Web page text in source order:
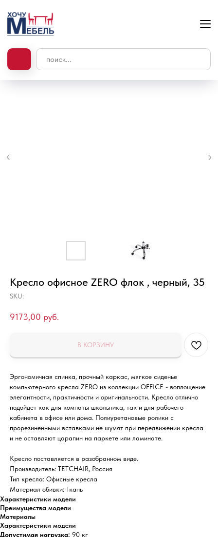
Кресло офисное ZERO флок , черный, 35
SKU:
9173,00 руб.
В КОРЗИНУ
Эргономичная спинка, прочный каркас, мягкое сиденье
компьютерного кресла ZERO из коллекции OFFICE - воплощение
элегантности, практичности и оригинальности. Кресло отлично
подойдет как для комнаты школьника, так и для рабочего
кабинета в офисе или дома. Полиуретановые ролики с
прорезиненными вставками не шумят при передвижении кресла
и не оставляют царапин на паркете или ламинате.
Кресло поставляется в разобранном виде.
Производитель: TETCHAIR, Россия
Тип кресла: Офисные кресла
Материал обивки: Ткань
Характеристики модели
Преимущества модели
Материалы
Характеристики модели
Допустимая нагрузка: 90 кг